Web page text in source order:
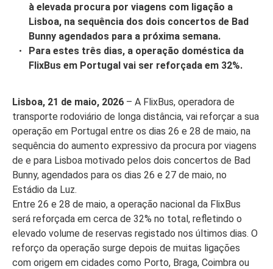
à elevada procura por viagens com ligação a
Lisboa, na sequência dos dois concertos de Bad
Bunny agendados para a próxima semana.
Para estes três dias, a operação doméstica da
FlixBus em Portugal vai ser reforçada em 32%.
Lisboa, 21 de maio, 2026 – A FlixBus, operadora de
transporte rodoviário de longa distância, vai reforçar a sua
operação em Portugal entre os dias 26 e 28 de maio, na
sequência do aumento expressivo da procura por viagens
de e para Lisboa motivado pelos dois concertos de Bad
Bunny, agendados para os dias 26 e 27 de maio, no
Estádio da Luz.
Entre 26 e 28 de maio, a operação nacional da FlixBus
será reforçada em cerca de 32% no total, refletindo o
elevado volume de reservas registado nos últimos dias. O
reforço da operação surge depois de muitas ligações
com origem em cidades como Porto, Braga, Coimbra ou